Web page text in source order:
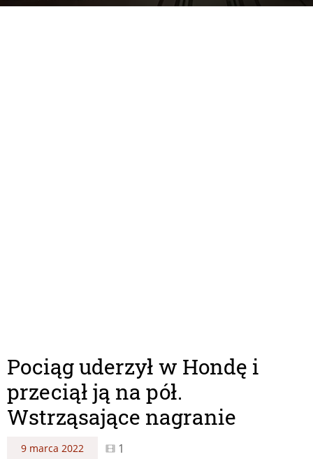
Pociąg uderzył w Hondę i
przeciął ją na pół.
Wstrząsające nagranie
9 marca 2022 1